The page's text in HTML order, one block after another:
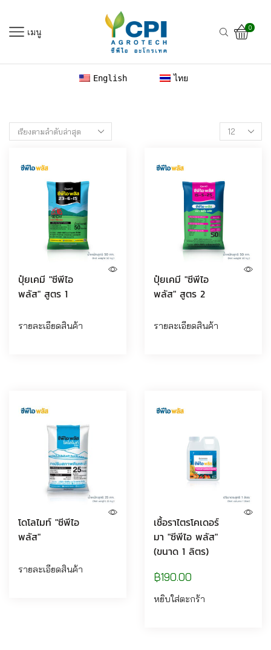
เมนู 0
English ไทย
Products
per
ปุ๋ยเคมี "ซีพีไอ
พลัส" สูตร 1
รายละเอียดสินค้า
ปุ๋ยเคมี "ซีพีไอ
พลัส" สูตร 2
รายละเอียดสินค้า
โดโลไมท์ "ซีพีไอ
พลัส"
รายละเอียดสินค้า
เชื้อราไตรโคเดอร์
มา "ซีพีไอ พลัส"
(ขนาด 1 ลิตร)
฿190.00
หยิบใส่ตะกร้า